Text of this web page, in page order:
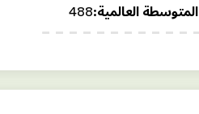
العالمية:
488